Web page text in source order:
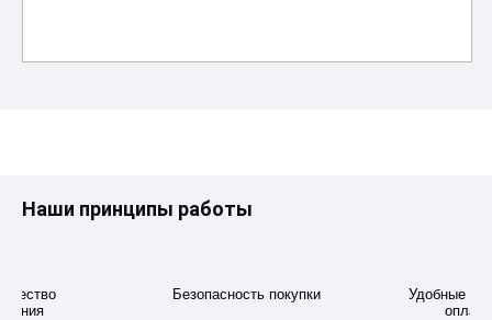
Наши принципы работы
Безопасность покупки
Удобные